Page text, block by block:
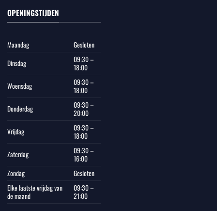
OPENINGSTIJDEN
Maandag
Gesloten
Dinsdag
09:30 –
18:00
Woensdag
09:30 –
18:00
Donderdag
09:30 –
20:00
Vrijdag
09:30 –
18:00
Zaterdag
09:30 –
16:00
Zondag
Gesloten
Elke laatste vrijdag van
de maand
09:30 –
21:00